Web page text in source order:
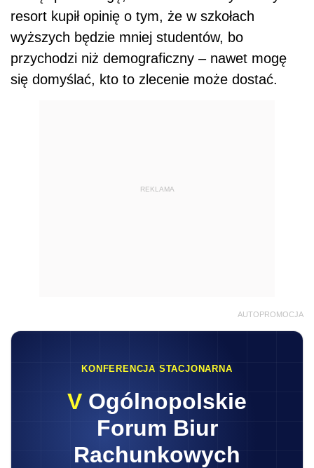
resort kupił opinię o tym, że w szkołach
wyższych będzie mniej studentów, bo
przychodzi niż demograficzny – nawet mogę
się domyślać, kto to zlecenie może dostać.
REKLAMA
AUTOPROMOCJA
KONFERENCJA STACJONARNA
V Ogólnopolskie
Forum Biur
Rachunkowych